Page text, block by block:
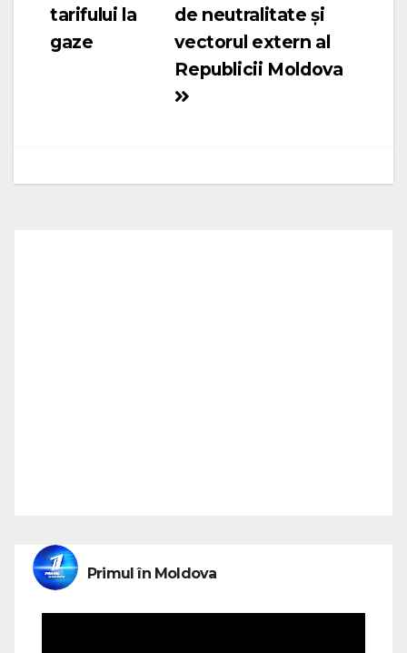
de neutralitate și
vectorul extern al
Republicii Moldova
tarifului la
gaze
Primul în Moldova